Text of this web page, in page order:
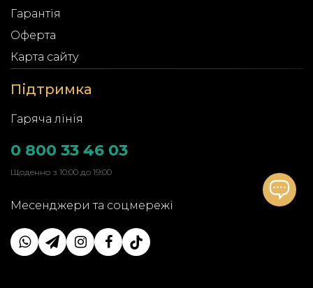
Гарантія
Оферта
Карта сайту
Підтримка
Гаряча лінія
0 800 33 46 03
Щоденно з 10:00 до 19:00
Месенджери та соцмережі